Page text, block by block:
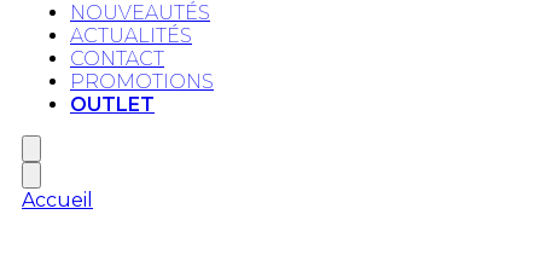
NOUVEAUTÉS
ACTUALITÉS
CONTACT
PROMOTIONS
OUTLET
Accueil